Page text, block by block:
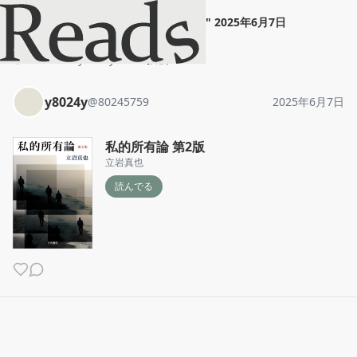
y8024y" 私的所有論 第2版 " 2025年6月7日
ホーム y8024y 投稿
y8024y@80245759 2025年6月7日
私的所有論 第2版
立岩真也
読んでる